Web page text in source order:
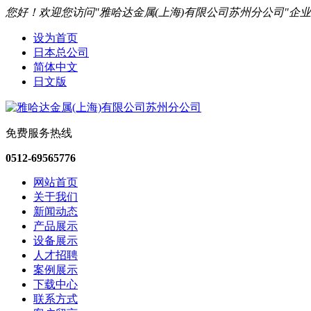
您好！欢迎您访问"雅哈达金属(上海)有限公司苏州分公司"企
设为首页
日本总公司
简体中文
日文版
免费服务热线
0512-69565776
网站首页
关于我们
新闻动态
产品展示
设备展示
人才招聘
案例展示
下载中心
联系方式